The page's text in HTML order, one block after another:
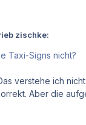
zischke:
Taxi-Signs nicht?
verstehe ich
Aber die